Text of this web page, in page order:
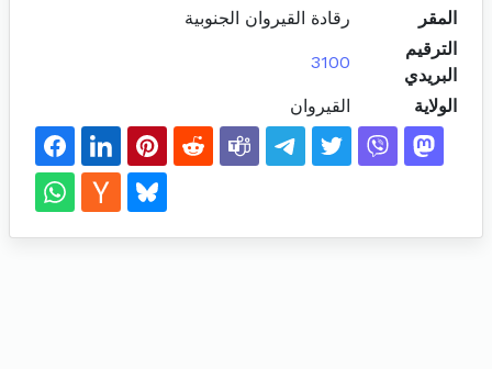
المقر
رقادة القيروان الجنوبية
الترقيم
البريدي
3100
الولاية القيروان